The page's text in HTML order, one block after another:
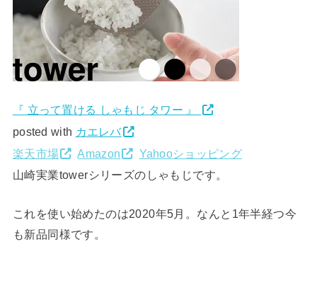
『 立って置ける しゃもじ タワー 』
posted with カエレバ
楽天市場
Amazon
Yahooショッピング
山崎実業towerシリーズのしゃもじです。
これを使い始めたのは2020年5月。なんと1年半経つ今
も新品同様です。